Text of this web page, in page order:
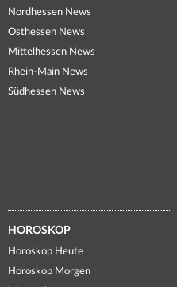
Nordhessen News
Osthessen News
Mittelhessen News
Rhein-Main News
Südhessen News
HOROSKOP
Horoskop Heute
Horoskop Morgen